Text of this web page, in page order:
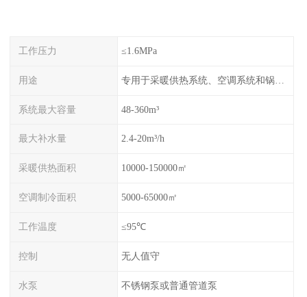
工作压力 ≤1.6MPa
用途 专用于采暖供热系统、空调系统和锅炉的稳压补水
系统最大容量 48-360m³
最大补水量 2.4-20m³/h
采暖供热面积 10000-150000㎡
空调制冷面积 5000-65000㎡
工作温度 ≤95℃
控制 无人值守
水泵 不锈钢泵或普通管道泵